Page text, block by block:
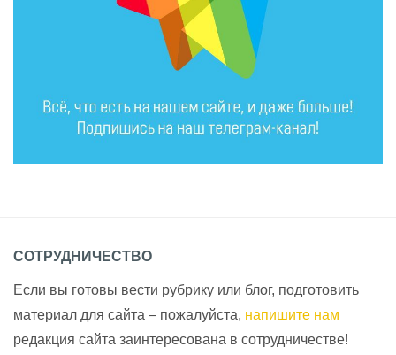
СОТРУДНИЧЕСТВО
Если вы готовы вести рубрику или блог, подготовить
материал для сайта – пожалуйста, напишите нам
редакция сайта заинтересована в сотрудничестве!